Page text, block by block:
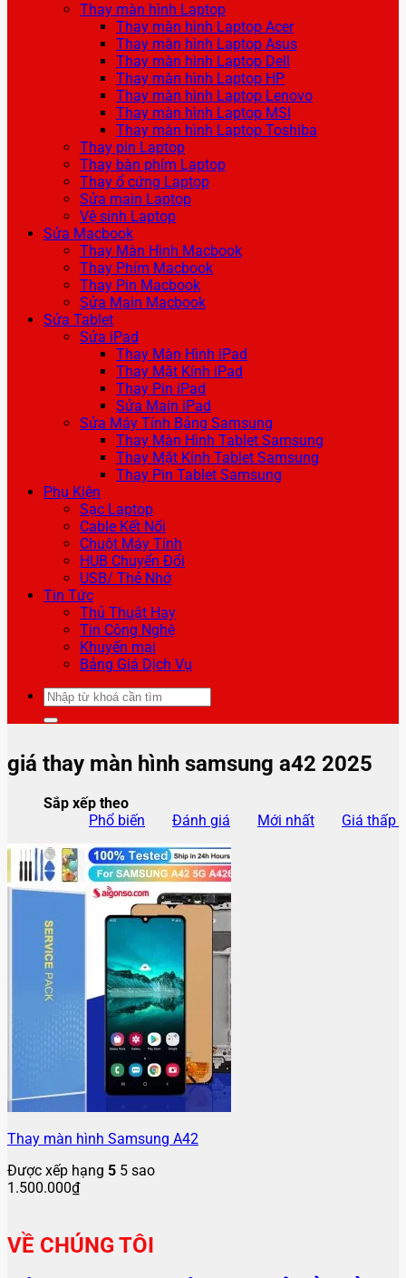
Thay màn hình Laptop
Thay màn hình Laptop Acer
Thay màn hình Laptop Asus
Thay màn hình Laptop Dell
Thay màn hình Laptop HP
Thay màn hình Laptop Lenovo
Thay màn hình Laptop MSI
Thay màn hình Laptop Toshiba
Thay pin Laptop
Thay bàn phím Laptop
Thay ổ cứng Laptop
Sửa main Laptop
Vệ sinh Laptop
Sửa Macbook
Thay Màn Hình Macbook
Thay Phím Macbook
Thay Pin Macbook
Sửa Main Macbook
Sửa Tablet
Sửa iPad
Thay Màn Hình iPad
Thay Mặt Kính iPad
Thay Pin iPad
Sửa Main iPad
Sửa Máy Tính Bảng Samsung
Thay Màn Hình Tablet Samsung
Thay Mặt Kính Tablet Samsung
Thay Pin Tablet Samsung
Phụ Kiện
Sạc Laptop
Cable Kết Nối
Chuột Máy Tính
HUB Chuyển Đổi
USB/ Thẻ Nhớ
Tin Tức
Thủ Thuật Hay
Tin Công Nghệ
Khuyến mại
Bảng Giá Dịch Vụ
Tìm
kiếm:
giá thay màn hình samsung a42 2025
Sắp xếp theo
Phổ biến
Đánh giá Mới nhất Giá thấp
Thay màn hình Samsung A42
Được xếp hạng 5 5 sao
1.500.000₫
VỀ CHÚNG TÔI